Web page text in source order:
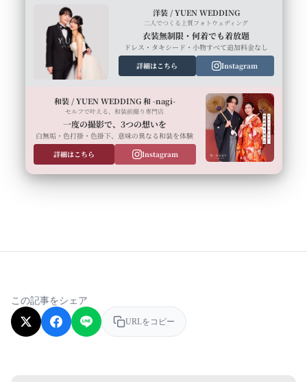
洋装 / YUEN WEDDING
二人でつくる上質フォトウェディング
衣装無制限・何着でも着放題
ドレス・タキシード・小物すべて追加料金なし
詳細はこちら
Instagram
和装 / YUEN WEDDING 和 -nagi-
セルフで叶える、和装前撮り専門店
一度の撮影で、3つの想いを
白無垢・色打掛・色掛下、意味の異なる和装を体験
詳細はこちら
Instagram
この記事をシェア
URLをコピー